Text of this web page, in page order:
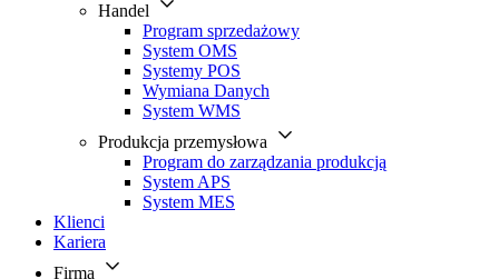
Handel
Program sprzedażowy
System OMS
Systemy POS
Wymiana Danych
System WMS
Produkcja przemysłowa
Program do zarządzania produkcją
System APS
System MES
Klienci
Kariera
Firma